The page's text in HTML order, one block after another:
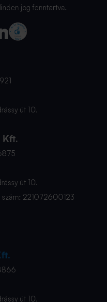
jog fenntartva.
út 10.
út 10.
szám: 221072600123
út 10.